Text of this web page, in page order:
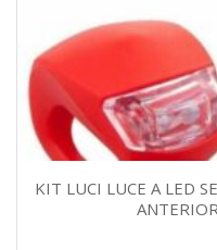
KIT LUCI LUCE A LED